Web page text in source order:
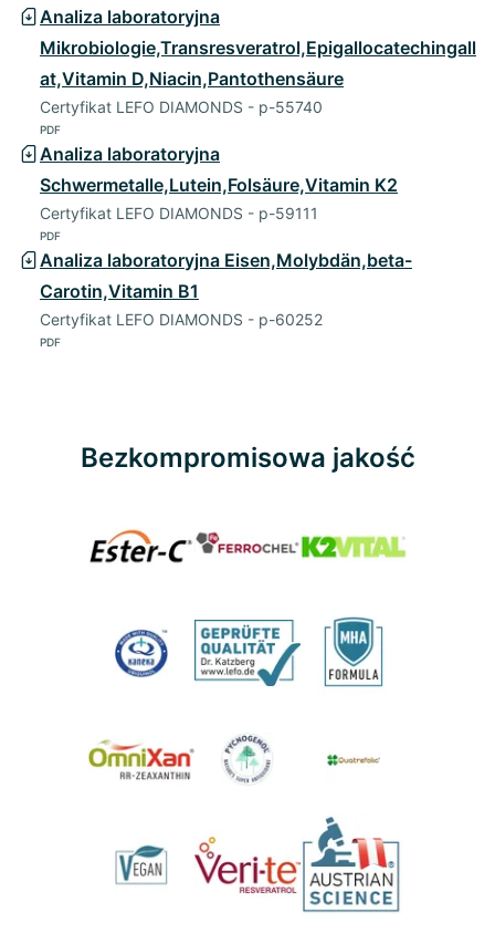
Analiza laboratoryjna
Mikrobiologie,Transresveratrol,Epigallocatechingall
at,Vitamin D,Niacin,Pantothensäure
Certyfikat LEFO DIAMONDS - p-55740
PDF
Analiza laboratoryjna
Schwermetalle,Lutein,Folsäure,Vitamin K2
Certyfikat LEFO DIAMONDS - p-59111
PDF
Analiza laboratoryjna Eisen,Molybdän,beta-
Carotin,Vitamin B1
Certyfikat LEFO DIAMONDS - p-60252
PDF
Bezkompromisowa jakość